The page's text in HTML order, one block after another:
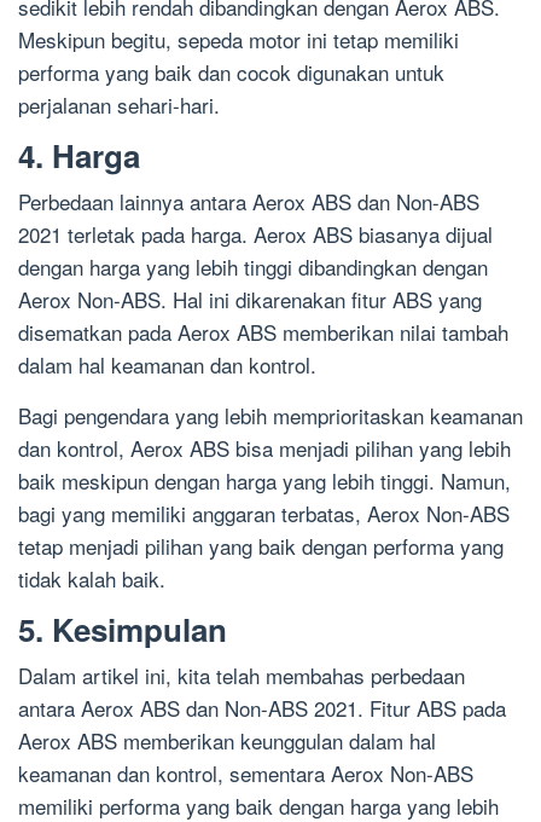
sedikit lebih rendah dibandingkan dengan Aerox ABS.
Meskipun begitu, sepeda motor ini tetap memiliki
performa yang baik dan cocok digunakan untuk
perjalanan sehari-hari.
4. Harga
Perbedaan lainnya antara Aerox ABS dan Non-ABS
2021 terletak pada harga. Aerox ABS biasanya dijual
dengan harga yang lebih tinggi dibandingkan dengan
Aerox Non-ABS. Hal ini dikarenakan fitur ABS yang
disematkan pada Aerox ABS memberikan nilai tambah
dalam hal keamanan dan kontrol.
Bagi pengendara yang lebih memprioritaskan keamanan
dan kontrol, Aerox ABS bisa menjadi pilihan yang lebih
baik meskipun dengan harga yang lebih tinggi. Namun,
bagi yang memiliki anggaran terbatas, Aerox Non-ABS
tetap menjadi pilihan yang baik dengan performa yang
tidak kalah baik.
5. Kesimpulan
Dalam artikel ini, kita telah membahas perbedaan
antara Aerox ABS dan Non-ABS 2021. Fitur ABS pada
Aerox ABS memberikan keunggulan dalam hal
keamanan dan kontrol, sementara Aerox Non-ABS
memiliki performa yang baik dengan harga yang lebih